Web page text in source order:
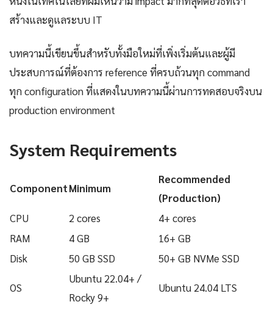
สร้างและดูแลระบบ IT
บทความนี้เขียนขึ้นสำหรับทั้งมือใหม่ที่เพิ่งเริ่มต้นและผู้มี
ประสบการณ์ที่ต้องการ reference ที่ครบถ้วนทุก command
ทุก configuration ที่แสดงในบทความนี้ผ่านการทดสอบจริงบน
production environment
System Requirements
ComponentMinimum
Recommended
(Production)
CPU
2 cores
4+ cores
RAM
4 GB
16+ GB
Disk
50 GB SSD 50+ GB NVMe SSD
OS
Ubuntu 22.04+ /
Rocky 9+
Ubuntu 24.04 LTS